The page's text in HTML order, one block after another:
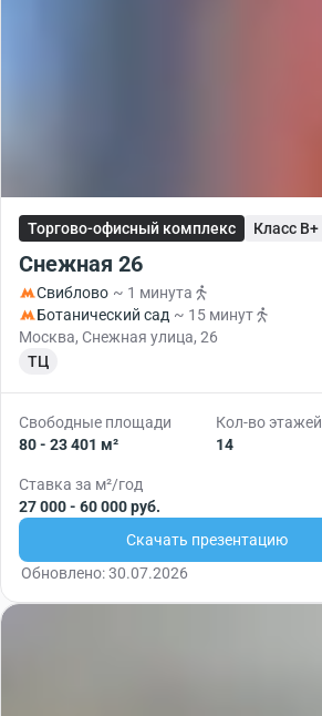
Торгово-офисный комплекс Класс B+
Снежная 26
Свиблово ~ 1 минута
Ботанический сад ~ 15 минут
Москва, Снежная улица, 26
ТЦ
Свободные площади
80 - 23 401 м²
Кол-во этажей
14
Ставка за м²/год
27 000 - 60 000 руб.
Скачать презентацию
Обновлено: 30.07.2026